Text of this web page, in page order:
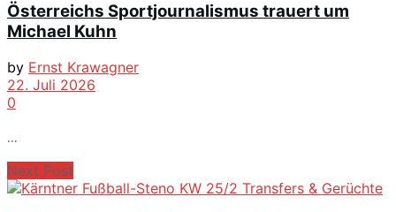
Österreichs Sportjournalismus trauert um
Michael Kuhn
by Ernst Krawagner
22. Juli 2026
0
...
Next Post